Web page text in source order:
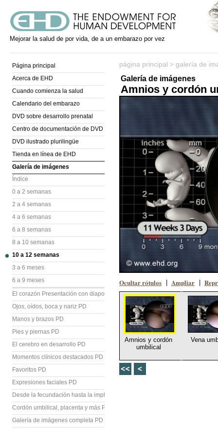
Mejorar la salud de por vida, de a un embarazo por vez
Página principal
Acerca de EHD
Cuando comienza la salud
Calendario del embarazo
DVD sobre desarrollo prenatal
Centro de documentación de DVD
DVD ilustrado plurilingüe
Tienda en línea de EHD
Galería de imágenes
Índice
0 a 2 semanas
2 a 4 semanas
4 a 6 semanas
6 a 8 semanas
8 a 10 semanas
10 a 12 semanas
3 a 6 meses
6 a 9 meses
El corazón Presentación con diapositivas (PD)
Ojos, oídos, boca y nariz PD
Manos y brazos PD
Pies y piernas PD
El cerebro en desarrollo PD
Momentos clínicos destacados PD
Favoritos PD
Expresiones faciales PD
Desde la fecundación hasta la implantación PD
Cordón umbilical, placenta y más PD
Galería de imágenes completa PD
página principal > galería de
Galería de imágenes
Amnios y cordón
Ocultar rótulos Ampliar
Amnios y cordón
umbilical
Vena